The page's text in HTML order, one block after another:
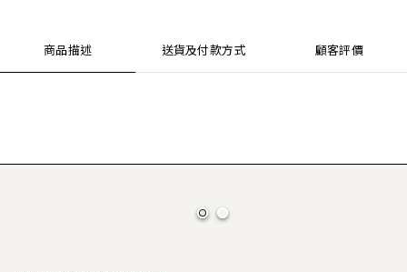
商品描述 送貨及付款方式 顧客評價